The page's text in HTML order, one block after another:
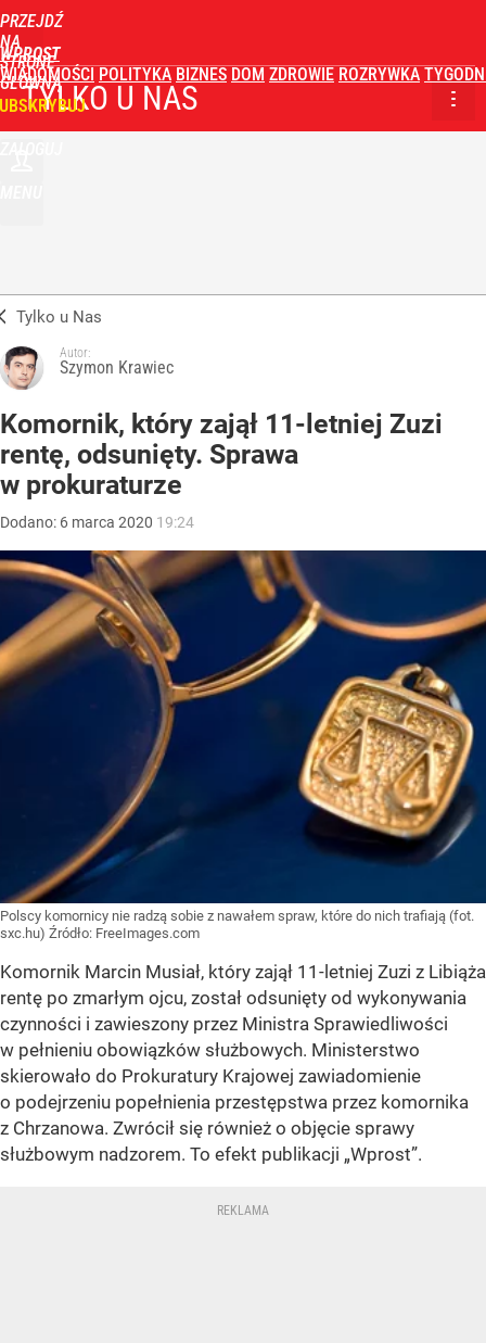
PRZEJDŹ
NA
STRONĘ
GŁÓWNĄ
WPROST
WIADOMOŚCI POLITYKA BIZNES DOM ZDROWIE ROZRYWKA
TYLKO U NAS
Tylko u Nas
Autor:
Szymon Krawiec
Komornik, który zajął 11-letniej Zuzi
rentę, odsunięty. Sprawa
w prokuraturze
Dodano: 6 marca 2020 19:24
Polscy komornicy nie radzą sobie z nawałem spraw, które do nich trafiają (fot.
sxc.hu) Źródło: FreeImages.com
Komornik Marcin Musiał, który zajął 11-letniej Zuzi z Libiąża
rentę po zmarłym ojcu, został odsunięty od wykonywania
czynności i zawieszony przez Ministra Sprawiedliwości
w pełnieniu obowiązków służbowych. Ministerstwo
skierowało do Prokuratury Krajowej zawiadomienie
o podejrzeniu popełnienia przestępstwa przez komornika
z Chrzanowa. Zwrócił się również o objęcie sprawy
służbowym nadzorem. To efekt publikacji „Wprost”.